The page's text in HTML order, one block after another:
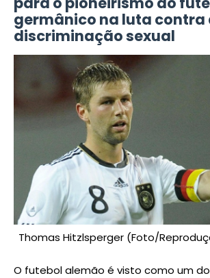
germânico na luta contra
discriminação sexual
Thomas Hitzlsperger (Foto/
O futebol alemão é visto como um